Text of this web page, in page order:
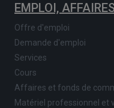
EMPLOI,
Offre d'emploi
Demande d'emploi
Services
Cours
Affaires et fonds de
Matériel professionnel et